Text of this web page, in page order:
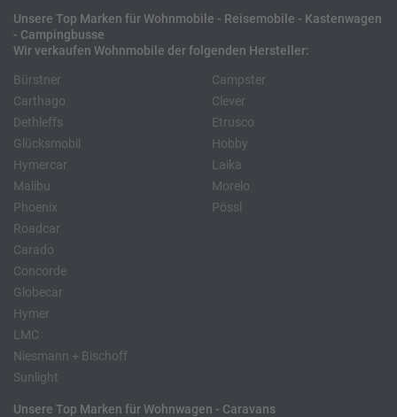
Unsere Top Marken für Wohnmobile - Reisemobile - Kastenwagen
- Campingbusse
Wir verkaufen Wohnmobile der folgenden Hersteller:
Bürstner
Carthago
Dethleffs
Glücksmobil
Hymercar
Malibu
Phoenix
Roadcar
Campster
Clever
Etrusco
Hobby
Laika
Morelo
Pössl
Carado
Concorde
Globecar
Hymer
LMC
Niesmann + Bischoff
Sunlight
Unsere Top Marken für Wohnwagen - Caravans